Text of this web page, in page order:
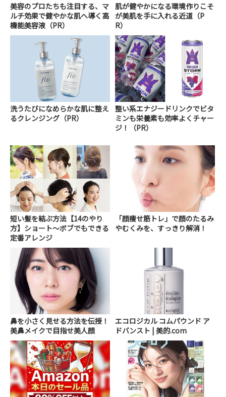
美容のプロたちも注目する、マ
ルチ効果で健やかな肌へ導く高
機能美容液（PR）
肌が健やかになる環境作りこそ
が美肌を手に入れる近道（P
R）
洗うたびになめらかな肌に整え
るクレンジング（PR）
整い系エナジードリンクでビタ
ミンも栄養素も効率よくチャー
ジ！（PR）
短い髪を結ぶ方法【14のやり
方】ショート～ボブでもできる
定番アレンジ
「顔痩せ筋トレ」で顔のたるみ
やむくみを、すっきり解消！
鼻を小さく見せる方法を伝授！
美鼻メイクで目指せ美人顔
エコロジカル コムパウンド ア
ドバンスト | 美的.com